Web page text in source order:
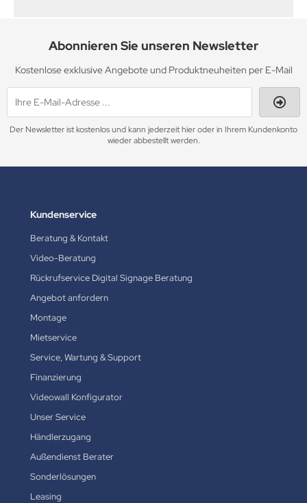
Abonnieren Sie unseren Newsletter
Kostenlose exklusive Angebote und Produktneuheiten per E-Mail
Der Newsletter ist kostenlos und kann jederzeit hier oder in Ihrem Kundenkonto
wieder abbestellt werden.
Kundenservice
Beratung & Kontakt
Video-Beratung
Rückrufservice Digital Signage Beratung
Angebot anfordern
Montage
Mietservice
Service, Wartung & Support
Finanzierung
Videowall Konfigurator
Unser Service
Händlerzugang
Außendienst Berater
Sonderlösungen
Leasing